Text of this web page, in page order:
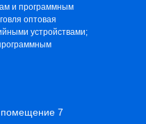
помещение 7
и программным
оптовая
устройствами;